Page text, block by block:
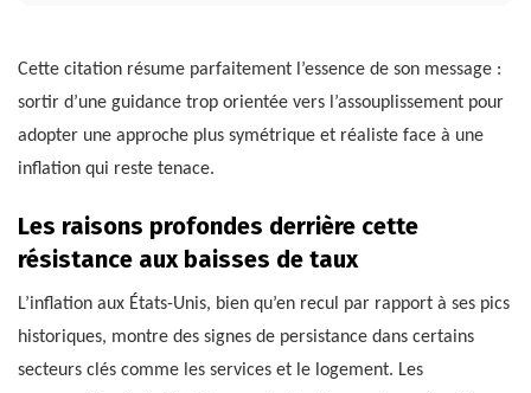
Cette citation résume parfaitement l’essence de son message :
sortir d’une guidance trop orientée vers l’assouplissement pour
adopter une approche plus symétrique et réaliste face à une
inflation qui reste tenace.
Les raisons profondes derrière cette
résistance aux baisses de taux
L’inflation aux États-Unis, bien qu’en recul par rapport à ses pics
historiques, montre des signes de persistance dans certains
secteurs clés comme les services et le logement. Les